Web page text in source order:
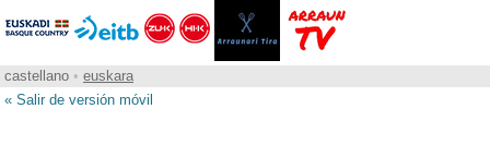
castellano • euskara
« Salir de versión móvil